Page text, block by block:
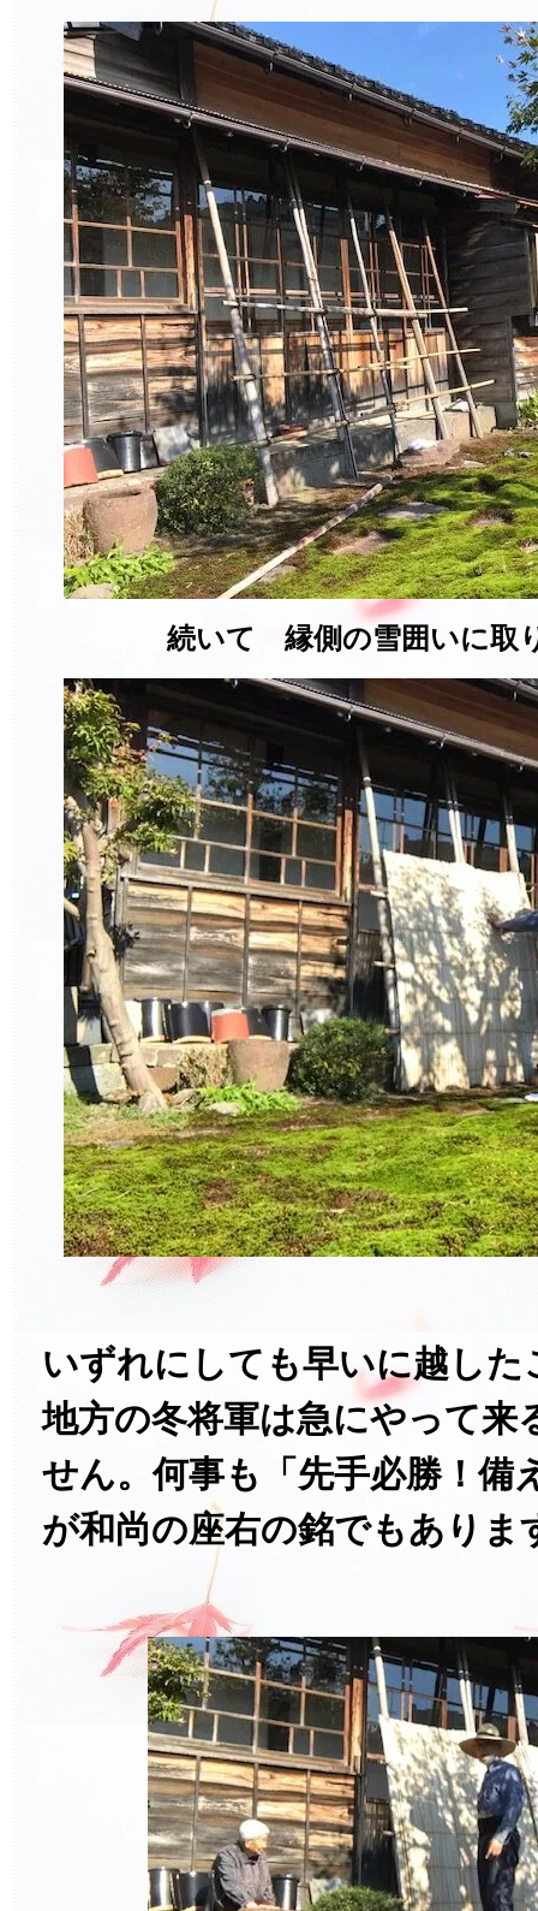
続いて 縁側の雪囲いに取
いずれにしても早いに越した
地方の冬将軍は急にやって来
せん。何事も「先手必勝！備
が和尚の座右の銘でもありま